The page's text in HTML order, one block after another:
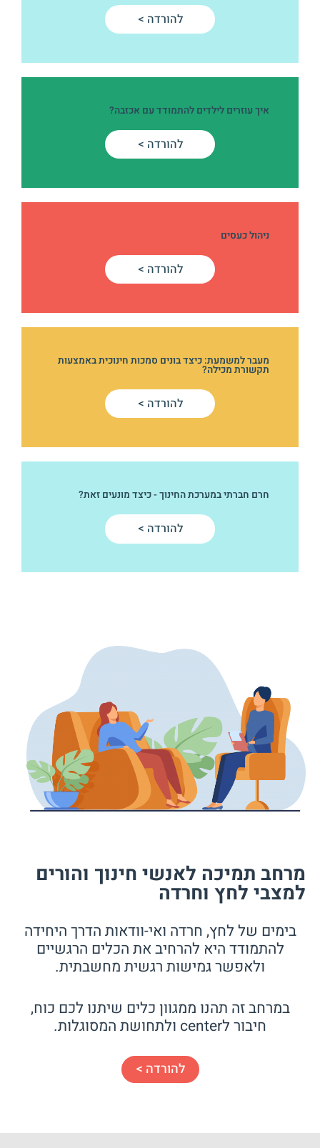
להורדה >
איך עוזרים לילדים להתמודד עם אכזבה?
להורדה >
ניהול כעסים
להורדה >
מעבר למשמעת: כיצד בונים סמכות חינוכית באמצעות
תקשורת מכילה?
להורדה >
חרם חברתי במערכת החינוך - כיצד מונעים זאת?
להורדה >
מרחב תמיכה לאנשי חינוך והורים
למצבי לחץ וחרדה
בימים של לחץ, חרדה ואי-וודאות הדרך היחידה
להתמודד היא להרחיב את הכלים הרגשיים
ולאפשר גמישות רגשית מחשבתית.
במרחב זה תהנו ממגוון כלים שיתנו לכם כוח,
חיבור לcenter ולתחושת המסוגלות.
להורדה >